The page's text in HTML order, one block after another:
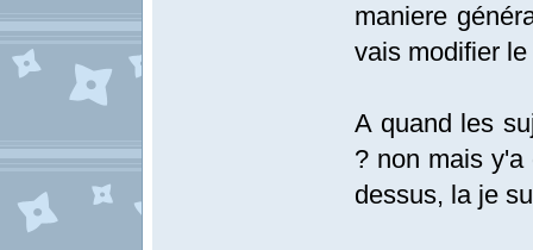
maniere
vais modifier
A quand les
? non mais y'a
dessus, la je